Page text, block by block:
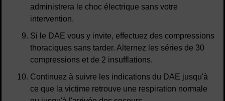
administrera le choc électrique sans votre
intervention.
Si le DAE vous y invite, effectuez des compressions
thoraciques sans tarder. Alternez les séries de 30
compressions et de 2 insufflations.
Continuez à suivre les indications du DAE jusqu'à
ce que la victime retrouve une respiration normale